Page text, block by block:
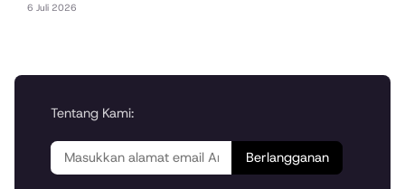
6 Juli 2026
Tentang Kami:
Berlangganan